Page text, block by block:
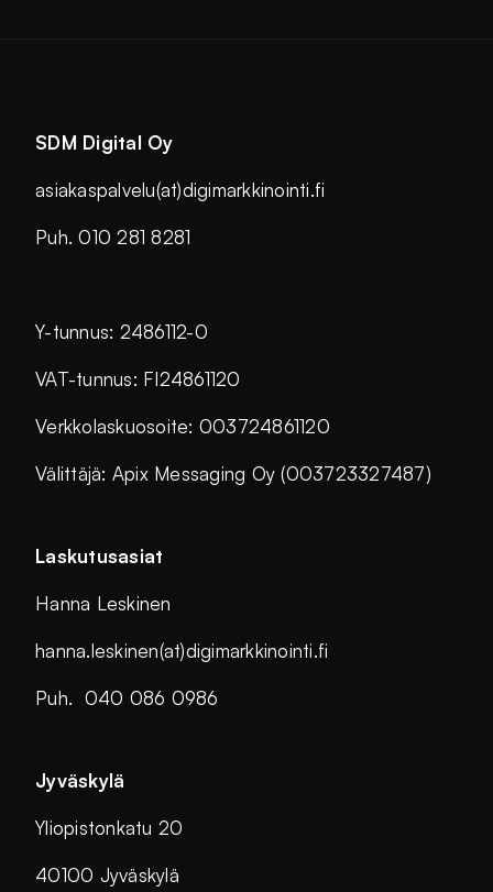
SDM Digital Oy
asiakaspalvelu(at)digimarkkinointi.fi
Puh. 010 281 8281
Y-tunnus: 2486112-0
VAT-tunnus: FI24861120
Verkkolaskuosoite: 003724861120
Välittäjä: Apix Messaging Oy (003723327487)
Laskutusasiat
Hanna Leskinen
hanna.leskinen(at)digimarkkinointi.fi
Puh. 040 086 0986
Jyväskylä
Yliopistonkatu 20
40100 Jyväskylä